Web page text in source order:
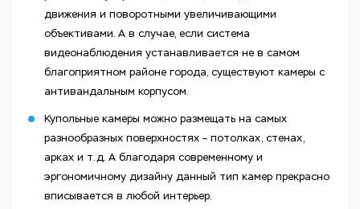
движения и поворотными увеличивающими
объективами. А в случае, если система
видеонаблюдения устанавливается не в самом
благоприятном районе города, существуют камеры с
антивандальным корпусом.
Купольные камеры можно размещать на самых
разнообразных поверхностях – потолках, стенах,
арках и т.д. А благодаря современному и
эргономичному дизайну данный тип камер прекрасно
вписывается в любой интерьер.